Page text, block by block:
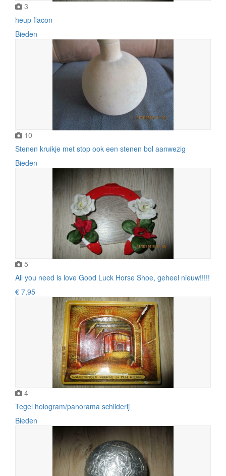
3
heup flacon
Bieden
10
Stenen kruikje met stop ook een stenen bol aanwezig
Bieden
5
All you need is love Good Luck Horse Shoe, geheel nieuw!!!!!
€ 7,95
4
Tegel hologram/panorama schilderij
Bieden